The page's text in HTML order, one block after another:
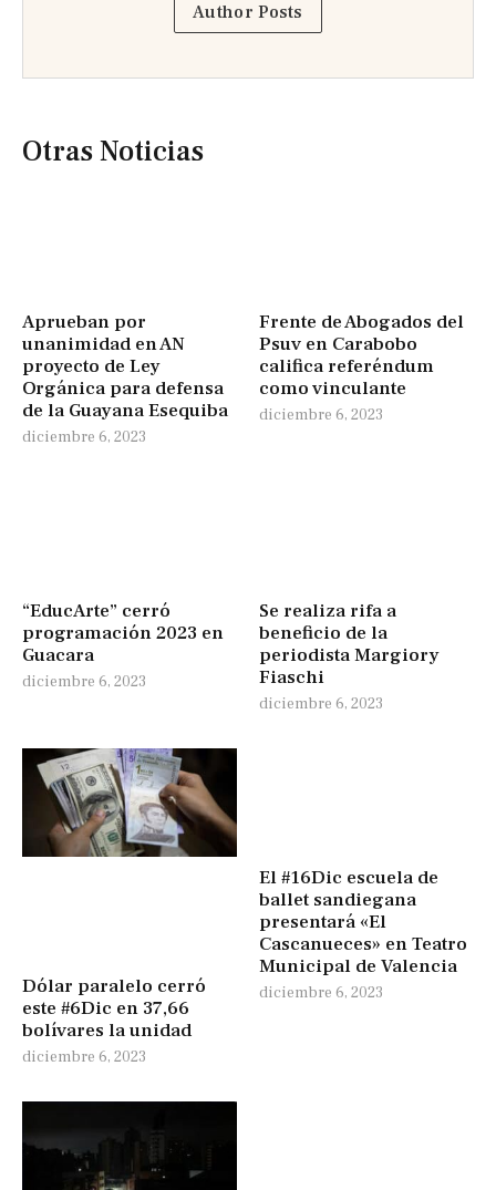
Author Posts
Otras Noticias
Aprueban por
unanimidad en AN
proyecto de Ley
Orgánica para defensa
de la Guayana Esequiba
diciembre 6, 2023
Frente de Abogados del
Psuv en Carabobo
califica referéndum
como vinculante
diciembre 6, 2023
“EducArte” cerró
programación 2023 en
Guacara
diciembre 6, 2023
Se realiza rifa a
beneficio de la
periodista Margiory
Fiaschi
diciembre 6, 2023
Dólar paralelo cerró
este #6Dic en 37,66
bolívares la unidad
diciembre 6, 2023
El #16Dic escuela de
ballet sandiegana
presentará «El
Cascanueces» en Teatro
Municipal de Valencia
diciembre 6, 2023